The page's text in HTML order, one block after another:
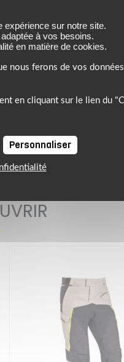
expérience sur notre site.
à vos besoins.
en matière de cookies.
nous ferons de vos
en cliquant sur le lien du
Personnaliser